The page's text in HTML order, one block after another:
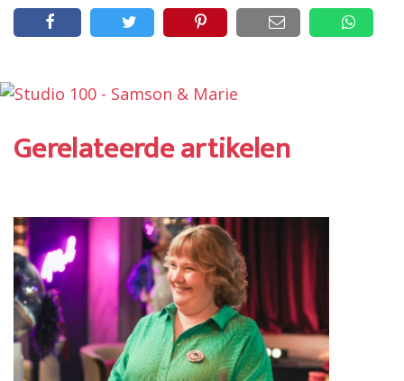
Gerelateerde artikelen